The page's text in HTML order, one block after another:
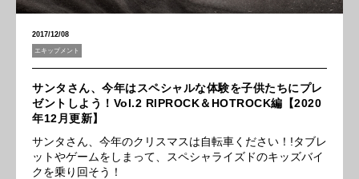
2017/12/08
エキップメント
サンタさん、今年はスペシャルな体験を子供たちにプレ
ゼントしよう！Vol.2 RIPROCK＆HOTROCK編【2020
年12月更新】
サンタさん、今年のクリスマスは自転車ください！!タブレ
ットやゲームをしまって、スペシャライズドのキッズバイ
クを乗り回そう！